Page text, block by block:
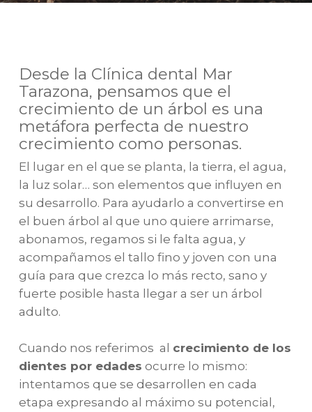
Desde la Clínica dental Mar
Tarazona, pensamos que el
crecimiento de un árbol es una
metáfora perfecta de nuestro
crecimiento como personas.
El lugar en el que se planta, la tierra, el agua,
la luz solar… son elementos que influyen en
su desarrollo. Para ayudarlo a convertirse en
el buen árbol al que uno quiere arrimarse,
abonamos, regamos si le falta agua, y
acompañamos el tallo fino y joven con una
guía para que crezca lo más recto, sano y
fuerte posible hasta llegar a ser un árbol
adulto.
Cuando nos referimos al crecimiento de los
dientes por edades ocurre lo mismo:
intentamos que se desarrollen en cada
etapa expresando al máximo su potencial,